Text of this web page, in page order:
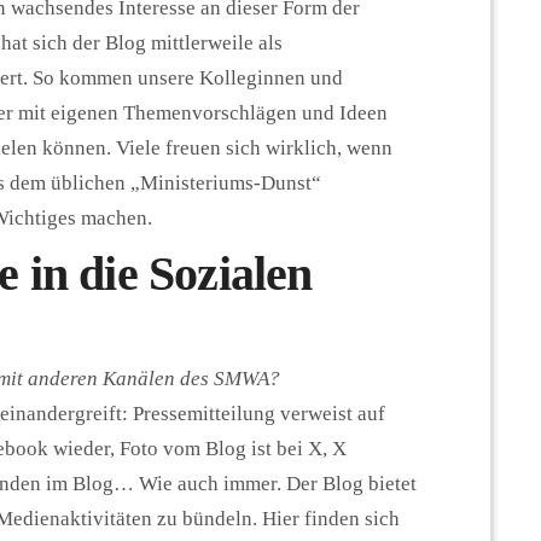
Interesse an dieser Form der
sich der Blog mittlerweile als
So kommen unsere Kolleginnen und
mit eigenen Themenvorschlägen und Ideen
können. Viele freuen sich wirklich, wenn
dem üblichen „Ministeriums-Dunst“
machen.
in die Sozialen
anderen Kanälen des SMWA?
Pressemitteilung verweist auf
wieder, Foto vom Blog ist bei X, X
im Blog… Wie auch immer. Der Blog bietet
zu bündeln. Hier finden sich